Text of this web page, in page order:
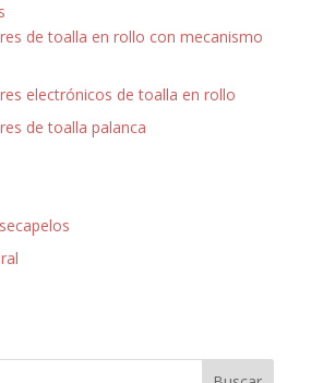
de toalla en rollo con mecanismo
electrónicos de toalla en rollo
de toalla palanca